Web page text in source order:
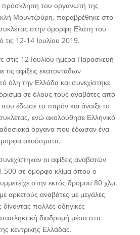
του οργανωτή της
Μουντζούρη, παραβρέθηκε στο
στην όμορφη Ελάτη του
12-14 Ιουλίου 2019.
στις 12 Ιουλίου ημέρα Παρασκευή
αφίξεις εκατοντάδων
όλη την Ελλάδα και συνεχίστηκε
σε όλους τους αναβάτες από
έδωσε το παρόν και άνοιξε το
ενώ ακολούθησε Ελληνικό
όργανα που έδωσαν ένα
ακούσματα.
οι αφίξεις αναβατών
σε όμορφο κλίμα όπου ο
στην εκτός δρόμου 80 χλμ.
αρκετούς αναβάτες με μεγάλες
πολλές οδηγικές
διαδρομή μέσα στα
κεντρικής Ελλάδας.